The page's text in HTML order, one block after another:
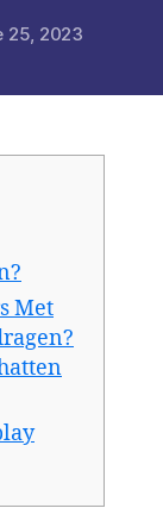
25, 2023
Met